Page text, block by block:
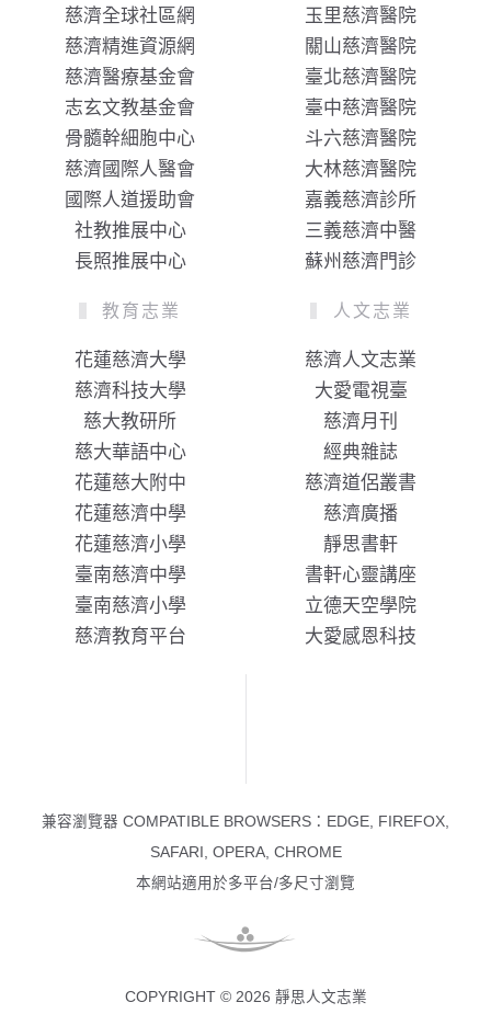
慈濟全球社區網
慈濟精進資源網
慈濟醫療基金會
志玄文教基金會
骨髓幹細胞中心
慈濟國際人醫會
國際人道援助會
社教推展中心
長照推展中心
玉里慈濟醫院
關山慈濟醫院
臺北慈濟醫院
臺中慈濟醫院
斗六慈濟醫院
大林慈濟醫院
嘉義慈濟診所
三義慈濟中醫
蘇州慈濟門診
教育志業
花蓮慈濟大學
慈濟科技大學
慈大教研所
慈大華語中心
花蓮慈大附中
花蓮慈濟中學
花蓮慈濟小學
臺南慈濟中學
臺南慈濟小學
慈濟教育平台
人文志業
慈濟人文志業
大愛電視臺
慈濟月刊
經典雜誌
慈濟道侶叢書
慈濟廣播
靜思書軒
書軒心靈講座
立德天空學院
大愛感恩科技
兼容瀏覽器 COMPATIBLE BROWSERS：EDGE, FIREFOX,
SAFARI, OPERA, CHROME
本網站適用於多平台/多尺寸瀏覽
COPYRIGHT © 2026 靜思人文志業